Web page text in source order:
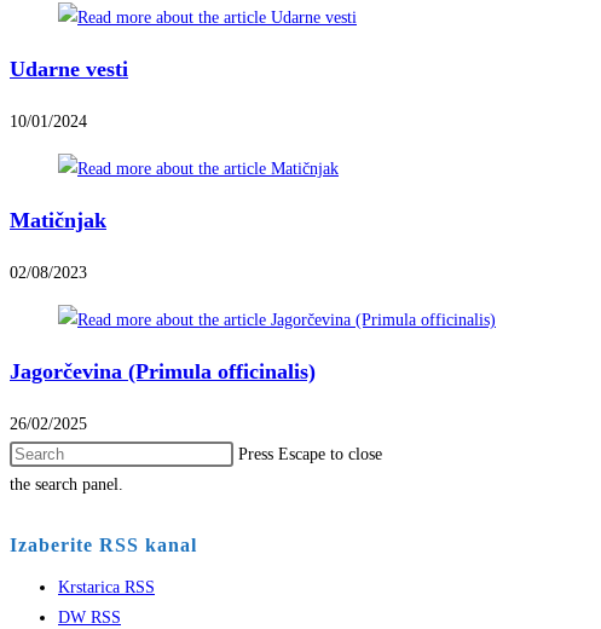
Udarne vesti
10/01/2024
Matičnjak
02/08/2023
Jagorčevina (Primula officinalis)
26/02/2025
Press Escape to close
the search panel.
Izaberite RSS kanal
Krstarica RSS
DW RSS